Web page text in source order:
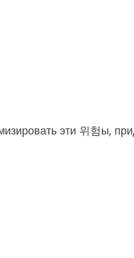
эти 위험ы,